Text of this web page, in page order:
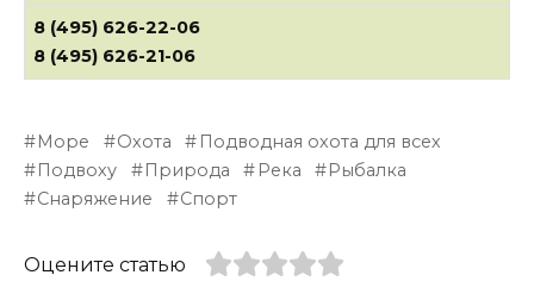
8 (495) 626-22-06
8 (495) 626-21-06
Море Охота
Подводная охота для всех
Подвоху
Природа Река
Рыбалка
Снаряжение
Спорт
Оцените статью